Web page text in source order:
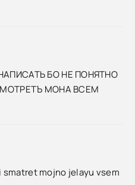
БО НЕ ПОНЯТНО
МОНА ВСЕМ
mojno jelayu vsem